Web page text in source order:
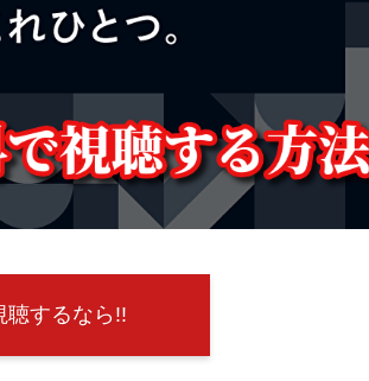
聴するなら!!